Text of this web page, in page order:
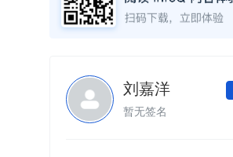
刘嘉洋
暂无签名